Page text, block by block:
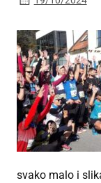
svako malo i